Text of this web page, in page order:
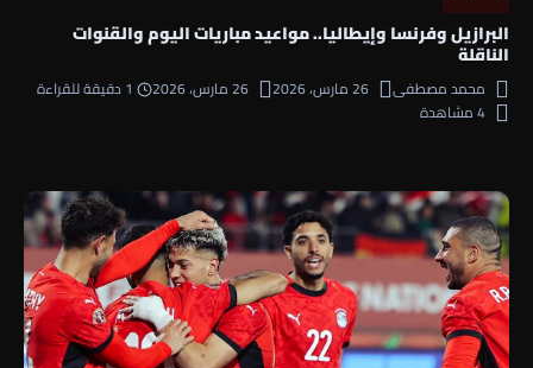
البرازيل وفرنسا وإيطاليا.. مواعيد مباريات اليوم والقنوات
الناقلة
محمد مصطفى 26 مارس، 2026 26 مارس، 2026
1 دقيقة للقراءة
4 مشاهدة